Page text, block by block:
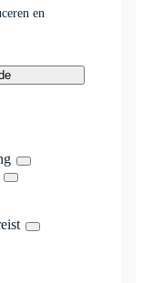
en